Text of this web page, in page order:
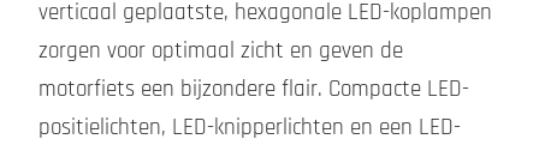
verticaal geplaatste, hexagonale LED-koplampen
zorgen voor optimaal zicht en geven de
motorfiets een bijzondere flair. Compacte LED-
positielichten, LED-knipperlichten en een LED-